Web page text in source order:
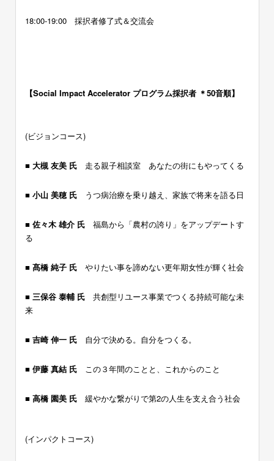
18:00-19:00 採択者修了式＆交流会
【Social Impact Accelerator プログラム採択者 ＊50音順】
(ビジョンコース)
■ 大槻 友美 氏 走る親子相談室 あなたの街にもやってくる
■ 小山 美穂 氏 うつ病治療を乗り越え、家族で将来を語る日
■ 佐々木 雄介 氏
福島から「農村の誇り」をアップデートす
る
■ 髙橋 純子 氏 やりたい事を諦めない更年期女性が輝く社会
■ 三保谷 泰輔 氏
共創型リユース事業でつくる持続可能な未
来
■ 吉崎 伸一 氏 自分で決める。自分をつくる。
■ 伊藤 真結 氏 この３年間のことと、これからのこと
■ 高橋 園美 氏 緩やかな繋がりで第2の人生を支え合う社会
(インパクトコース)